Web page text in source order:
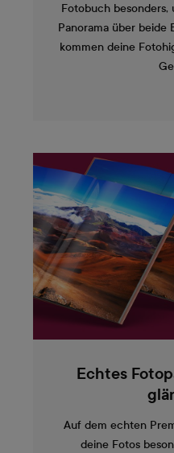
Fotobuch besonders,
Panorama über beide
kommen deine
Echtes
Auf dem echten
deine Fotos